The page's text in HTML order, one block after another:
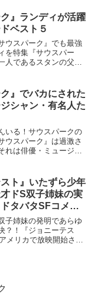
以下の4つ。『ザ・シン
ク』ランディが活躍
ベスト５
ウスパーク』でも最強
を特集『サウスパー
人であるスタンの父親
見でベスト５を発表！
ではなく好き...
ク』でバカにされた
シャン・有名人た
いる！サウスパークの
ウスパーク』は過激さ
れは俳優・ミュージシ
この得意芸によって
は良識のあ...
スト』いたずら少年
ドS双子姉妹の実
タバタSFコメデ
子姉妹の発明であらゆ
？！『ジョニーテス
メリカで放映開始され